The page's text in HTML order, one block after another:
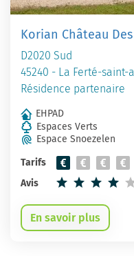
Korian Château
D2020 Sud
45240 - La Ferté-saint-
Résidence partenaire
EHPAD
Espaces Verts
Espace Snoezelen
Tarifs
Avis
En savoir plus